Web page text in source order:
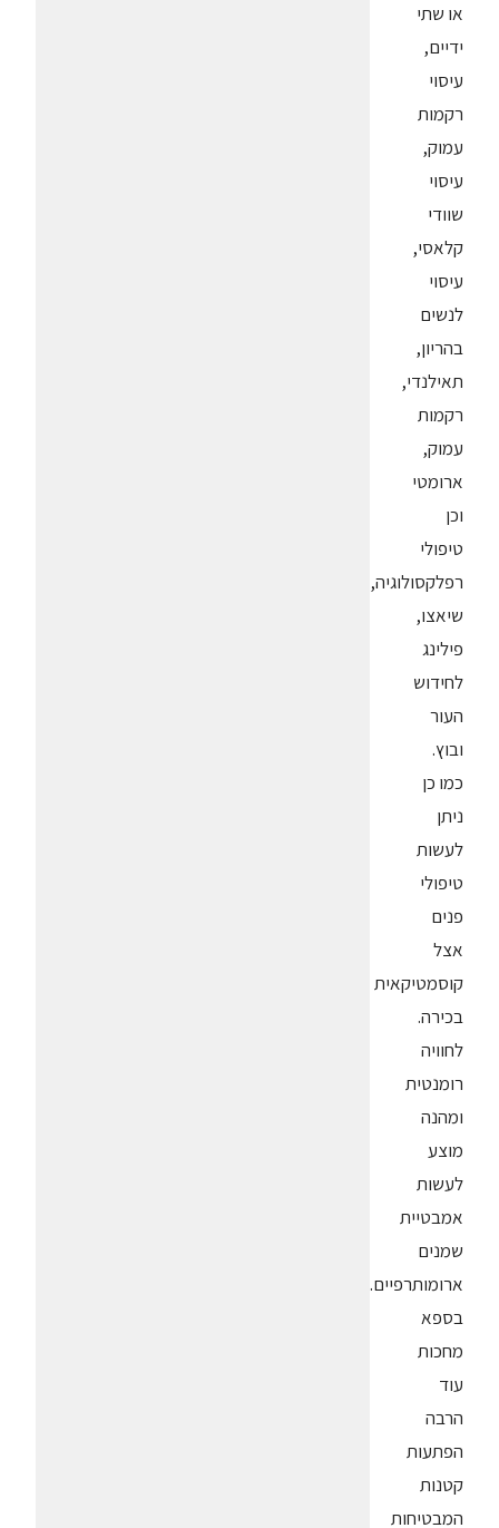
או שתי
ידיים,
עיסוי
רקמות
עמוק,
עיסוי
שוודי
קלאסי,
עיסוי
לנשים
בהריון,
תאילנדי,
רקמות
עמוק,
ארומטי
וכן
טיפולי
רפלקסולוגיה,
שיאצו,
פילינג
לחידוש
העור
ובוץ.
כמו כן
ניתן
לעשות
טיפולי
פנים
אצל
קוסמטיקאית
בכירה.
לחוויה
רומנטית
ומהנה
מוצע
לעשות
אמבטיית
שמנים
ארומותרפיים.
בספא
מחכות
עוד
הרבה
הפתעות
קטנות
המבטיחות